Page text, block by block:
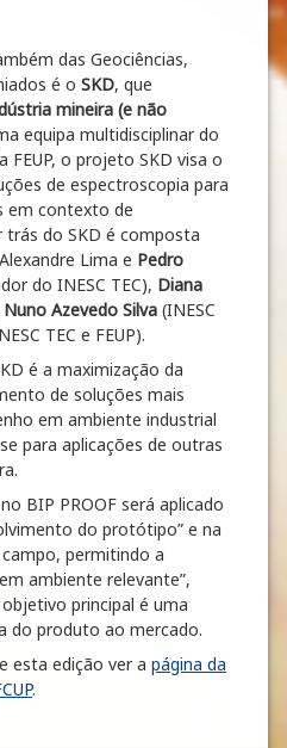
das Geociências,
é o SKD, que
mineira (e não
equipa multidisciplinar do
FEUP, o projeto SKD visa o
de espectroscopia para
em contexto de
trás do SKD é composta
Lima e Pedro
do INESC TEC), Diana
Nuno Azevedo Silva (INESC
TEC e FEUP).
é a maximização da
de soluções mais
em ambiente industrial
para aplicações de outras
BIP PROOF será aplicado
do protótipo” e na
permitindo a
ambiente relevante”,
principal é uma
do produto ao mercado.
esta edição ver a página da
.